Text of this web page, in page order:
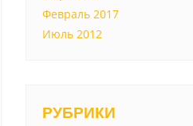
Февраль 2017
Июль 2012
РУБРИКИ